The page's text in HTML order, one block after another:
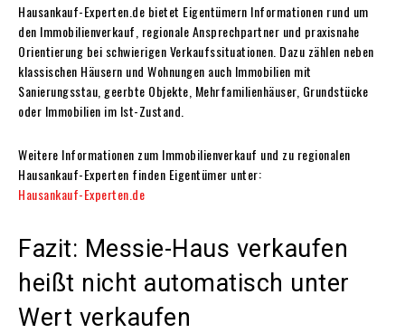
Hausankauf-Experten.de bietet Eigentümern Informationen rund um
den Immobilienverkauf, regionale Ansprechpartner und praxisnahe
Orientierung bei schwierigen Verkaufssituationen. Dazu zählen neben
klassischen Häusern und Wohnungen auch Immobilien mit
Sanierungsstau, geerbte Objekte, Mehrfamilienhäuser, Grundstücke
oder Immobilien im Ist-Zustand.
Weitere Informationen zum Immobilienverkauf und zu regionalen
Hausankauf-Experten finden Eigentümer unter:
Hausankauf-Experten.de
Fazit: Messie-Haus verkaufen
heißt nicht automatisch unter
Wert verkaufen